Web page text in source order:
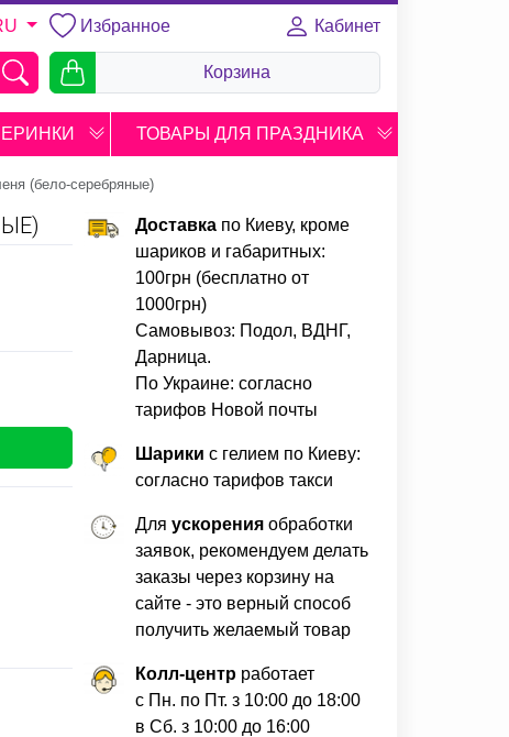
Избранное
Кабинет
Корзина
ТОВАРЫ ДЛЯ ПРАЗДНИКА
(бело-серебряные)
Доставкапо Киеву, кроме
шариков и габаритных:
100грн (бесплатно от
1000грн)
Самовывоз: Подол, ВДНГ,
Дарница.
По Украине: согласно
тарифов Новой почты
Шарики с гелием по Киеву:
согласно тарифов такси
Для ускоренияобработки
заявок, рекомендуем делать
заказы через корзину на
сайте - это верный способ
получить желаемый товар
Колл-центрработает
с Пн. по Пт. з 10:00 до 18:00
в Сб. з 10:00 до 16:00